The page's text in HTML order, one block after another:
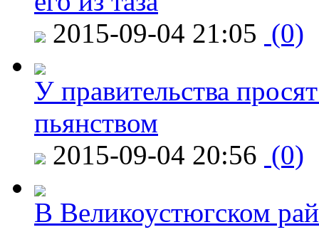
2015-09-04 21:05 (0)
У правительства
пьянством
2015-09-04 20:56 (0)
В Великоустюгском